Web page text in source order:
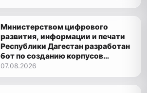
Министерством цифрового
развития, информации и печати
Республики Дагестан разработан
бот по созданию корпусов
национальных языков народов
Республики Дагестан
07.08.2026